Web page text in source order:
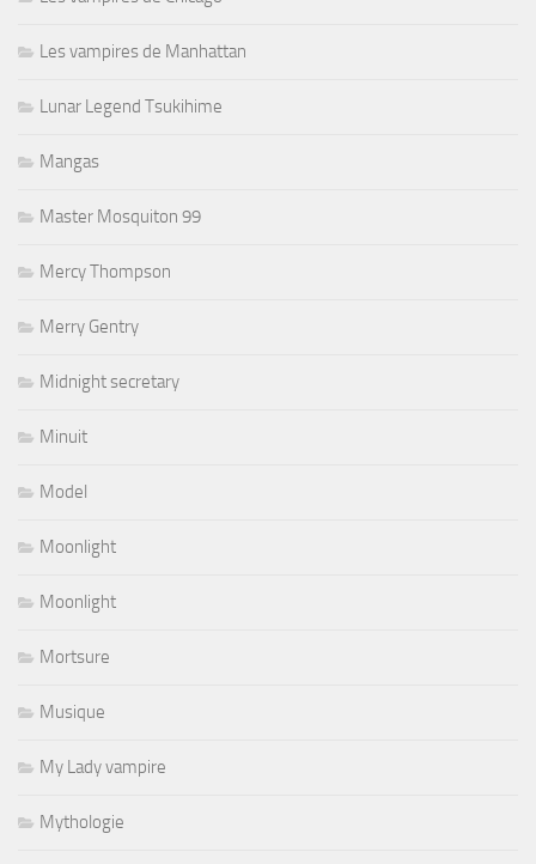
Les vampires de Manhattan
Lunar Legend Tsukihime
Mangas
Master Mosquiton 99
Mercy Thompson
Merry Gentry
Midnight secretary
Minuit
Model
Moonlight
Moonlight
Mortsure
Musique
My Lady vampire
Mythologie